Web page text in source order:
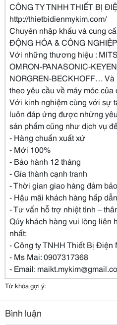
CÔNG TY TNHH THIẾT BỊ
http://thietbidienmykim.com/
Chuyên nhập khẩu và cung
ĐỘNG HÓA & CÔNG
Với những thương hiệu :
OMRON-PANASONIC-
NORGREN-BECKHOFF…
theo yêu cầu về máy móc của
Với kinh nghiệm cùng với sự
luôn đáp ứng được những
sản phẩm cũng như dịch vụ
- Hàng chuẩn xuất xứ
- Mới 100%
- Bảo hành 12 tháng
- Gía thành cạnh tranh
- Thời gian giao hàng đảm bảo
- Hậu mãi khách hàng hấp dẫn
- Tư vấn hỗ trợ nhiệt tình –
Qúy khách hàng vui lòng liên
nhất:
- Công ty TNHH Thiết Bị Điện
- Ms Mai: 0907317368
- Email:
Từ khóa gợi ý:
Bình luận